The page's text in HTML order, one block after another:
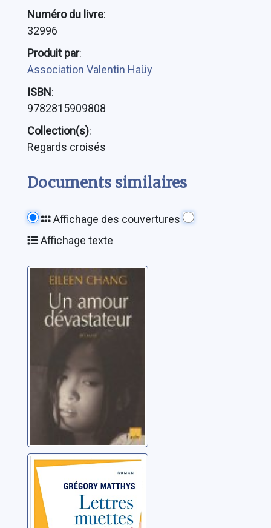
Numéro du livre:
32996
Produit par:
Association Valentin Haüy
ISBN:
9782815909808
Collection(s):
Regards croisés
Documents similaires
Affichage des couvertures
Affichage texte
Un amour
dévastateur
Zhang, Ailing
Lettres muettes
pour fille non-
affranchie
Matthys, Grégory